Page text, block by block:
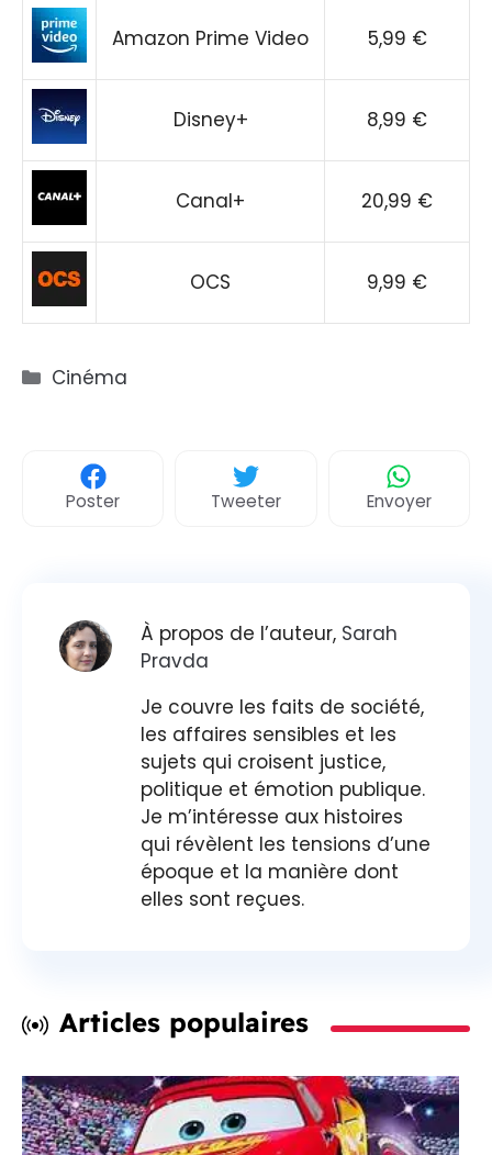
Amazon Prime Video 5,99 €
Disney+ 8,99 €
Canal+ 20,99 €
OCS 9,99 €
Catégories
Cinéma
Poster Tweeter Envoyer
À propos de l’auteur, Sarah
Pravda
Je couvre les faits de société,
les affaires sensibles et les
sujets qui croisent justice,
politique et émotion publique.
Je m’intéresse aux histoires
qui révèlent les tensions d’une
époque et la manière dont
elles sont reçues.
Articles populaires